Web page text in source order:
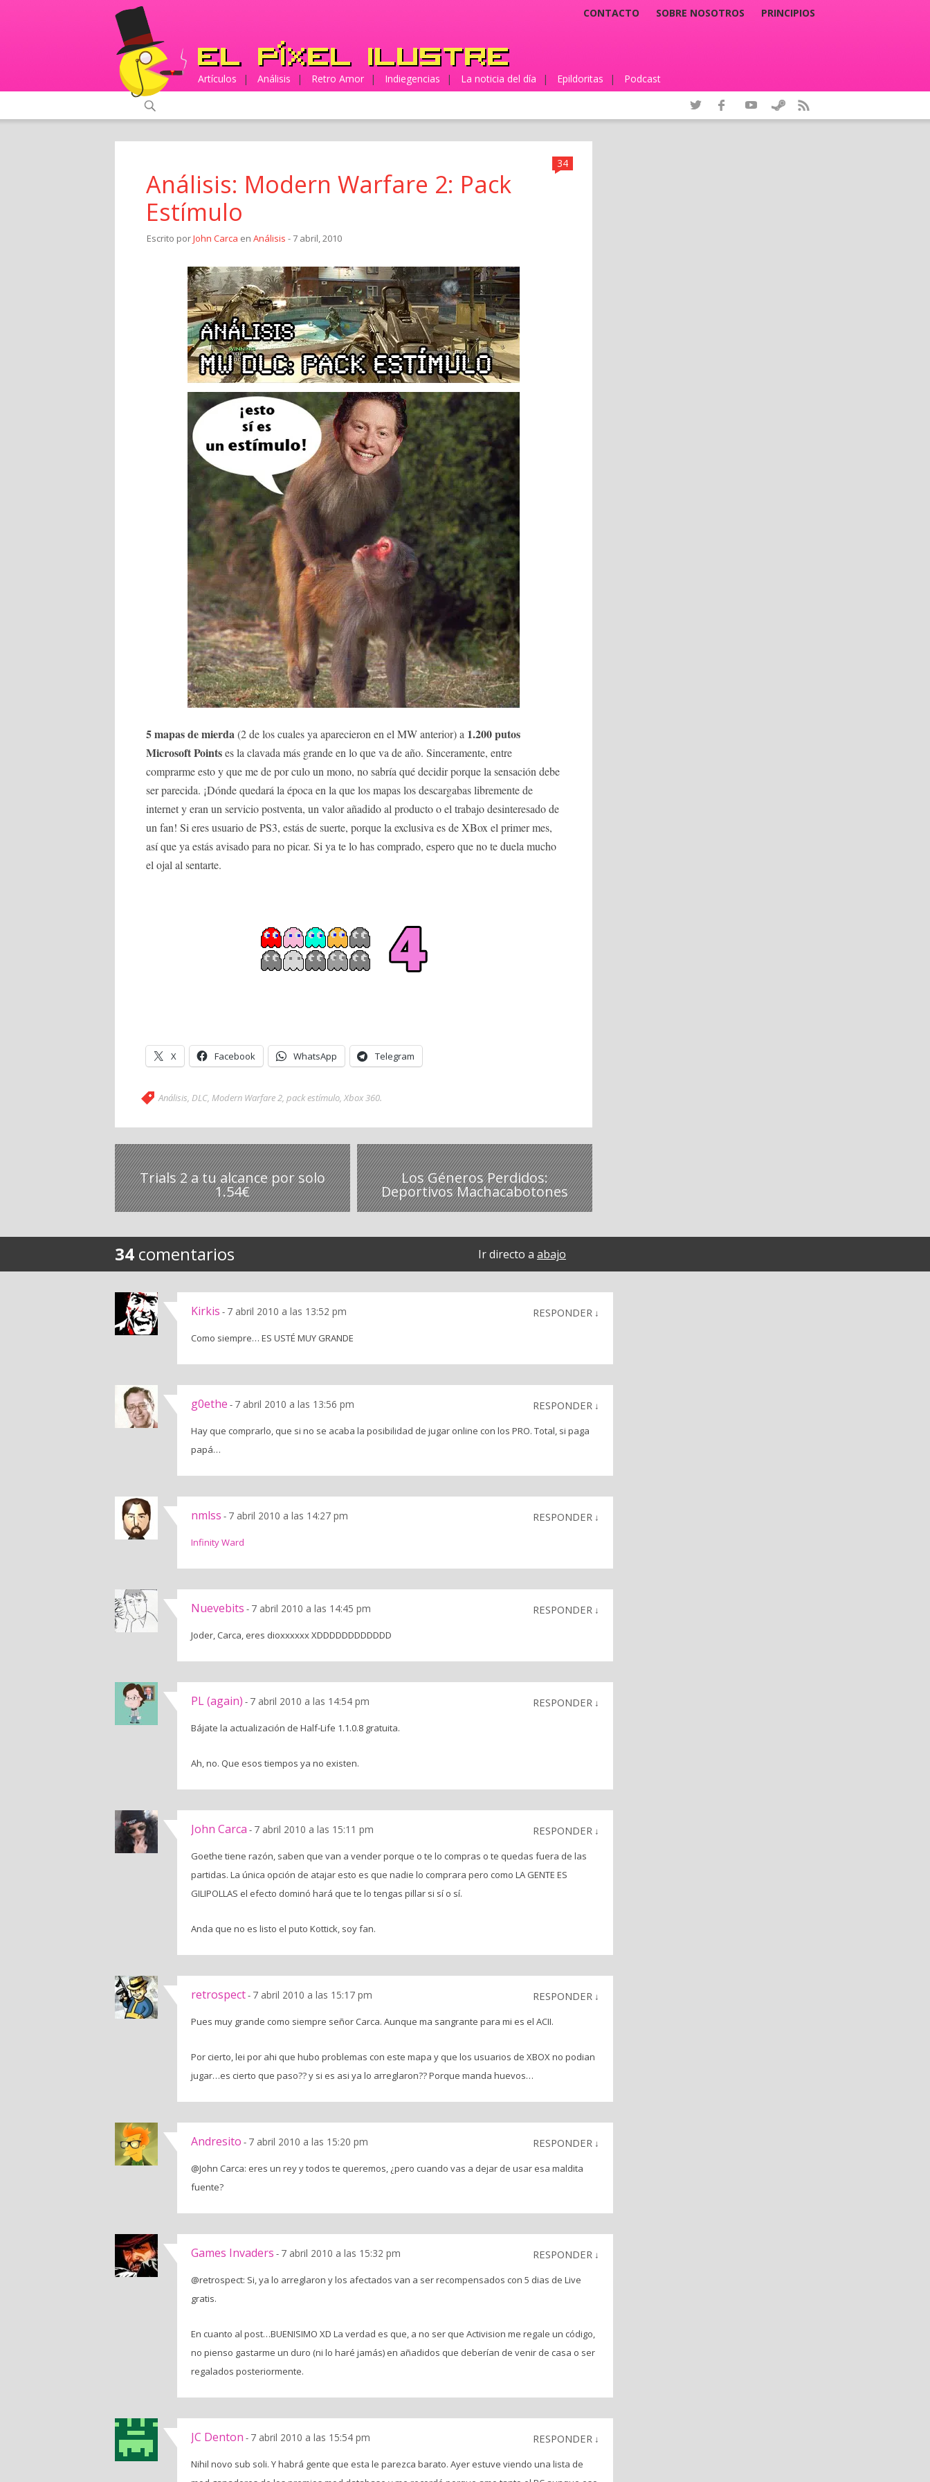
CONTACTO SOBRE NOSOTROS PRINCIPIOS
Artículos | Análisis | Retro Amor | Indiegencias | La noticia del día | Epildoritas | Podcast
34
Análisis: Modern Warfare 2: Pack
Estímulo
Escrito porJohn Carca en Análisis - 7 abril, 2010
5 mapas de mierda(2 de los cuales ya aparecieron en el MW anterior) a 1.200 putos
Microsoft Pointses la clavada más grande en lo que va de año. Sinceramente, entre
comprarme esto y que me de por culo un mono, no sabría qué decidir porque la sensación debe
ser parecida. ¡Dónde quedará la época en la que los mapas los descargabas libremente de
internet y eran un servicio postventa, un valor añadido al producto o el trabajo desinteresado de
un fan! Si eres usuario de PS3, estás de suerte, porque la exclusiva es de XBox el primer mes,
así que ya estás avisado para no picar. Si ya te lo has comprado, espero que no te duela mucho
el ojal al sentarte.
X Facebook WhatsApp Telegram
Análisis, DLC, Modern Warfare 2, pack estímulo,Xbox 360.
Trials 2 a tu alcance por solo
1.54€
Los Géneros Perdidos:
Deportivos Machacabotones
34 comentarios Ir directo a abajo
Kirkis - 7 abril 2010 a las 13:52 pm RESPONDER ↓
Como siempre… ES USTÉ MUY GRANDE
g0ethe - 7 abril 2010 a las 13:56 pm RESPONDER ↓
Hay que comprarlo, que si no se acaba la posibilidad de jugar online con los PRO. Total, si paga
papá…
nmlss - 7 abril 2010 a las 14:27 pm RESPONDER ↓
Infinity Ward
Nuevebits - 7 abril 2010 a las 14:45 pm RESPONDER ↓
Joder, Carca, eres dioxxxxxx XDDDDDDDDDDDD
PL (again) - 7 abril 2010 a las 14:54 pm RESPONDER ↓
Bájate la actualización de Half-Life 1.1.0.8 gratuita.
Ah, no. Que esos tiempos ya no existen.
John Carca - 7 abril 2010 a las 15:11 pm RESPONDER ↓
Goethe tiene razón, saben que van a vender porque o te lo compras o te quedas fuera de las
partidas. La única opción de atajar esto es que nadie lo comprara pero como LA GENTE ES
GILIPOLLAS el efecto dominó hará que te lo tengas pillar si sí o sí.
Anda que no es listo el puto Kottick, soy fan.
retrospect- 7 abril 2010 a las 15:17 pm RESPONDER ↓
Pues muy grande como siempre señor Carca. Aunque ma sangrante para mi es el ACII.
Por cierto, lei por ahi que hubo problemas con este mapa y que los usuarios de XBOX no podian
jugar…es cierto que paso?? y si es asi ya lo arreglaron?? Porque manda huevos…
Andresito - 7 abril 2010 a las 15:20 pm RESPONDER ↓
@John Carca: eres un rey y todos te queremos, ¿pero cuando vas a dejar de usar esa maldita
fuente?
Games Invaders - 7 abril 2010 a las 15:32 pm RESPONDER ↓
@retrospect: Si, ya lo arreglaron y los afectados van a ser recompensados con 5 dias de Live
gratis.
En cuanto al post…BUENISIMO XD La verdad es que, a no ser que Activision me regale un código,
no pienso gastarme un duro (ni lo haré jamás) en añadidos que deberían de venir de casa o ser
regalados posteriormente.
JC Denton - 7 abril 2010 a las 15:54 pm RESPONDER ↓
Nihil novo sub soli. Y habrá gente que esta le parezca barato. Ayer estuve viendo una lista de